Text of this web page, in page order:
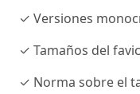
✓ Versiones
✓ Tamaños del
✓ Norma sobre el